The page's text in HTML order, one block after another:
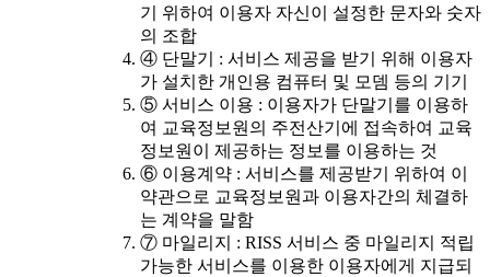
기 위하여 이용자 자신이 설정한 문자와 숫자
의 조합
④ 단말기 : 서비스 제공을 받기 위해 이용자
가 설치한 개인용 컴퓨터 및 모뎀 등의 기기
⑤ 서비스 이용 : 이용자가 단말기를 이용하
여 교육정보원의 주전산기에 접속하여 교육
정보원이 제공하는 정보를 이용하는 것
⑥ 이용계약 : 서비스를 제공받기 위하여 이
약관으로 교육정보원과 이용자간의 체결하
는 계약을 말함
⑦ 마일리지 : RISS 서비스 중 마일리지 적립
가능한 서비스를 이용한 이용자에게 지급되